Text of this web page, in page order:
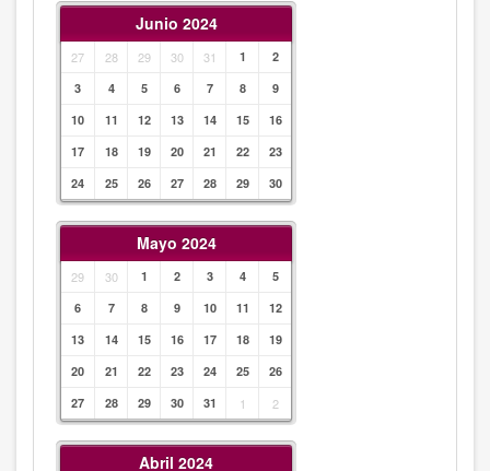
Junio 2024
27 28 29 30 31 1
2
3
4 5 6 7 8
9
10
11 12 13 14 15
16
17
18 19 20 21 22
23
24
25 26 27 28 29 30
Mayo 2024
29 30 1 2 3 4
5
6
7 8 9 10 11
12
13
14 15 16 17 18
19
20
21 22 23 24 25
26
27
28 29 30 31 1 2
Abril 2024